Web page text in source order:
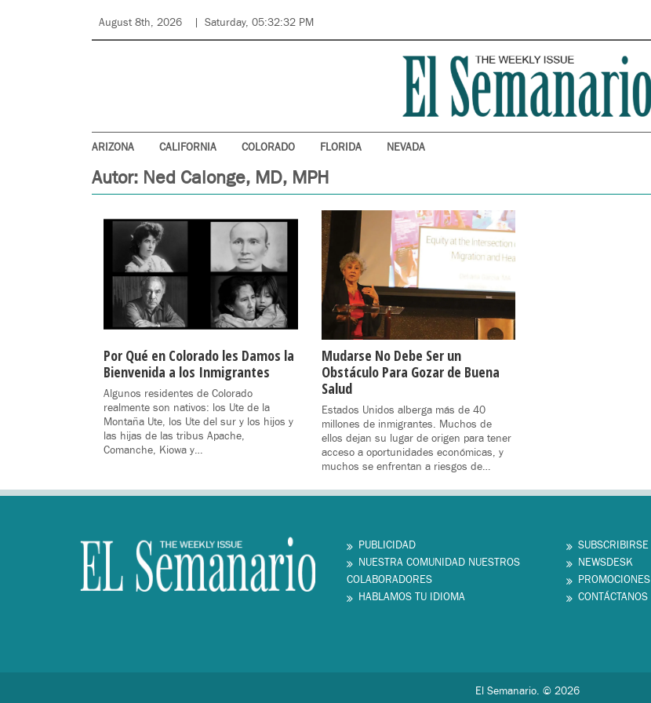
August 8th, 2026 Saturday, 05:32:32 PM
ARIZONA CALIFORNIA COLORADO FLORIDA NEVADA
Autor: Ned Calonge, MD, MPH
Por Qué en Colorado les Damos la
Bienvenida a los Inmigrantes
Algunos residentes de Colorado
realmente son nativos: los Ute de la
Montaña Ute, los Ute del sur y los hijos y
las hijas de las tribus Apache,
Comanche, Kiowa y…
Mudarse No Debe Ser un
Obstáculo Para Gozar de Buena
Salud
Estados Unidos alberga más de 40
millones de inmigrantes. Muchos de
ellos dejan su lugar de origen para tener
acceso a oportunidades económicas, y
muchos se enfrentan a riesgos de…
PUBLICIDAD
NUESTRA COMUNIDAD NUESTROS
COLABORADORES
HABLAMOS TU IDIOMA
SUBSCRIBIRSE
NEWSDESK
PROMOCIONES
CONTÁCTANOS
El Semanario. © 2026